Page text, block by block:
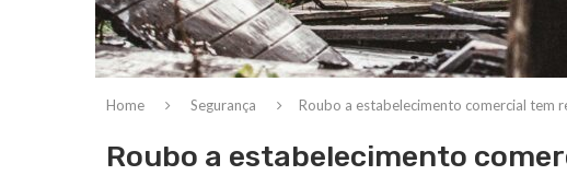
Home Segurança Roubo a estabelecimento comercial tem
Roubo a estabelecimento